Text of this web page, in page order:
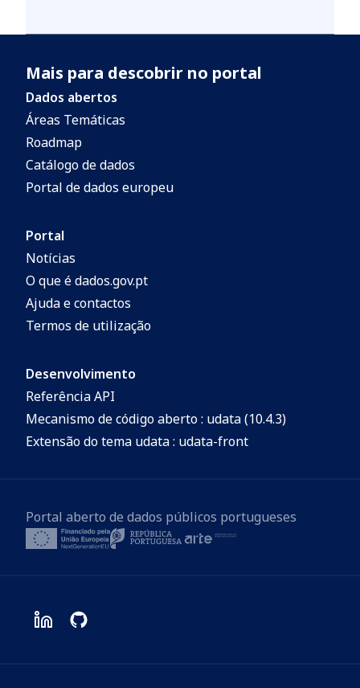
Mais para descobrir no portal
Dados abertos
Áreas Temáticas
Roadmap
Catálogo de dados
Portal de dados europeu
Portal
Notícias
O que é dados.gov.pt
Ajuda e contactos
Termos de utilização
Desenvolvimento
Referência API
Mecanismo de código aberto : udata (10.4.3)
Extensão do tema udata : udata-front
Portal aberto de dados públicos portugueses